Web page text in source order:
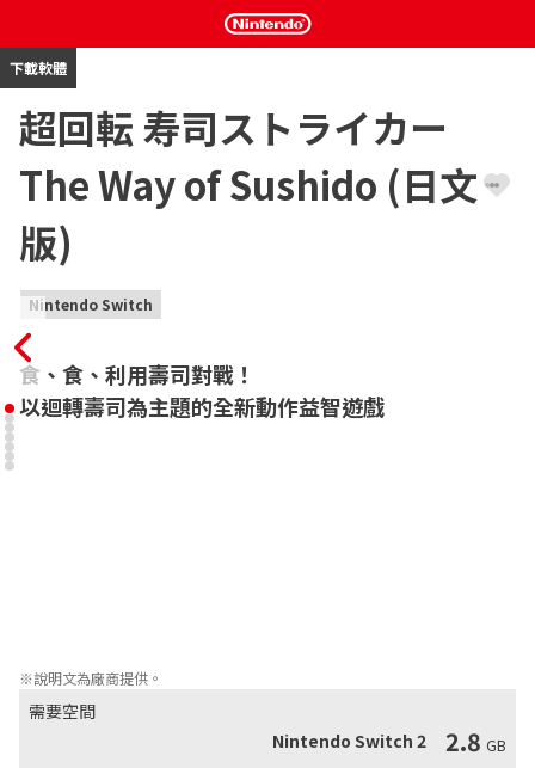
下載軟體
超回転 寿司ストライカー
The Way of Sushido (日文
版)
Nintendo Switch
食、食、利用壽司對戰！
以迴轉壽司為主題的全新動作益智遊戲
※說明文為廠商提供。
需要空間
Nintendo Switch 2
2.8 GB